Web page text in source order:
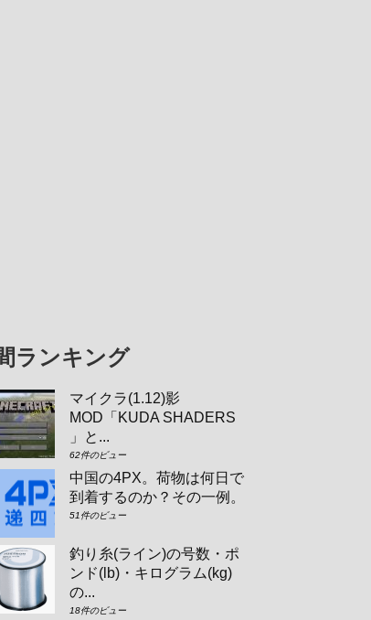
ランキング
マイクラ(1.12)影
MOD「KUDA SHADERS
」と...
62件のビュー
中国の4PX。荷物は何日で
到着するのか？その一例。
51件のビュー
釣り糸(ライン)の号数・ポ
ンド(lb)・キログラム(kg)
の...
18件のビュー